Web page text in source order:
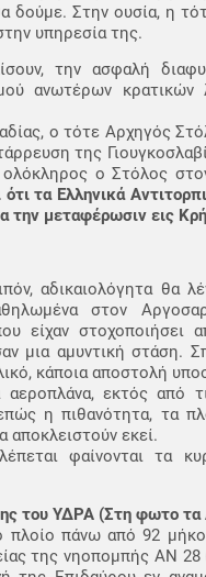
δούμε. Στην ουσία, η
υπηρεσία της.
την ασφαλή
ανωτέρων κρατικών
ο τότε Αρχηγός
της
ολόκληρος ο Στόλος
τα Ελληνικά
την μεταφέρωσιν εις
αδικαιολόγητα θα
στον
είχαν
μια αμυντική στάση.
κάποια αποστολή
εκτός από
η πιθανότητα, τα
αποκλειστούν εκεί.
φαίνονται τα
του ΥΔΡΑ (Στη φωτο
πλοίο πάνω από 92
της νηοπομπής AN 28